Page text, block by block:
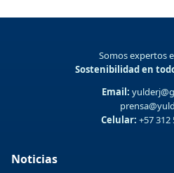
Somos expertos
Sostenibilidad en
Email:
Celular: +57 312
Noticias